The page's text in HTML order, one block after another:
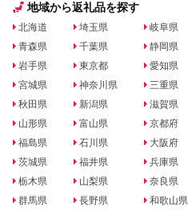
地域から返礼品を探す
北海道
青森県
岩手県
宮城県
秋田県
山形県
福島県
茨城県
栃木県
群馬県
埼玉県
千葉県
東京都
神奈川県
新潟県
富山県
石川県
福井県
山梨県
長野県
岐阜県
静岡県
愛知県
三重県
滋賀県
京都府
大阪府
兵庫県
奈良県
和歌山県